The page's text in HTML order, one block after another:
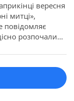
вересня
митці»,
розпочали
настрій та